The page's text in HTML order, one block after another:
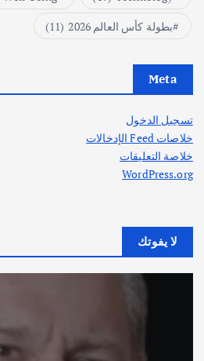
بطولة كأس العالم 2026
(11)
Meta
تسجيل الدخول
خلاصات Feed الإدخالات
خلاصة التعليقات
WordPress.org
لا يفوتك